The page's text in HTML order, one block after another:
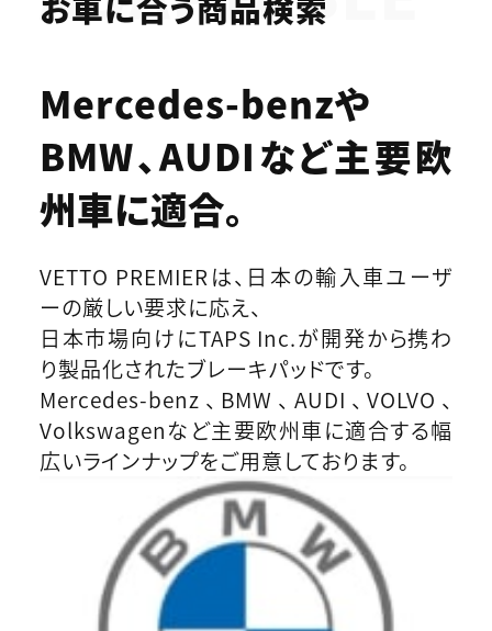
Mercedes-benzや
BMW、AUDIなど主要欧
州車に適合。
VETTO PREMIERは、日本の輸入車ユーザ
ーの厳しい要求に応え、
日本市場向けにTAPS Inc.が開発から携わ
り製品化されたブレーキパッドです。
Mercedes-benz、BMW、AUDI、VOLVO、
Volkswagenなど主要欧州車に適合する幅
広いラインナップをご用意しております。